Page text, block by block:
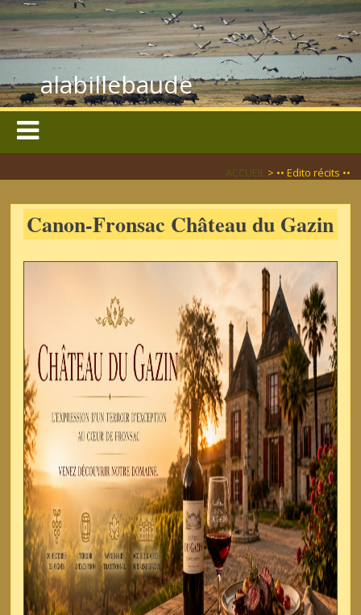
alabillebaude
ACCUEIL> •• Edito récits ••
Canon-Fronsac Château du Gazin